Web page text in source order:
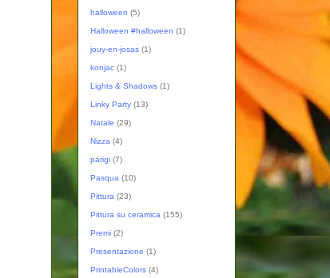
halloween (5)
Halloween #halloween (1)
jouy-en-josas (1)
konjac (1)
Lights & Shadows (1)
Linky Party (13)
Natale (29)
Nizza (4)
parigi (7)
Pasqua (10)
Pittura (23)
Pittura su ceramica (155)
Premi (2)
Presentazione (1)
PrintableColors (4)